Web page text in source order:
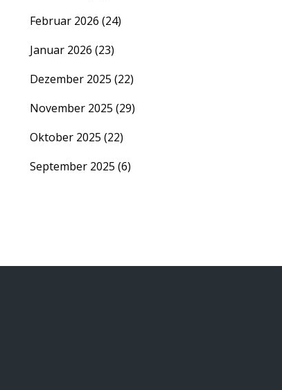
Februar 2026 (24)
Januar 2026 (23)
Dezember 2025 (22)
November 2025 (29)
Oktober 2025 (22)
September 2025 (6)